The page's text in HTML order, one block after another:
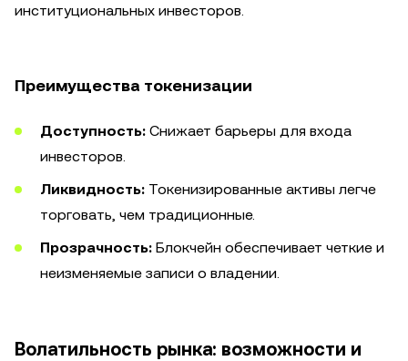
институциональных инвесторов.
Преимущества токенизации
Доступность: Снижает барьеры для входа
инвесторов.
Ликвидность: Токенизированные активы легче
торговать, чем традиционные.
Прозрачность: Блокчейн обеспечивает четкие и
неизменяемые записи о владении.
Волатильность рынка: возможности и